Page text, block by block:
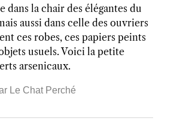
dans la chair des élégantes du
aussi dans celle des ouvriers
ces robes, ces papiers peints
usuels. Voici la petite
arsenicaux.
Le Chat Perché